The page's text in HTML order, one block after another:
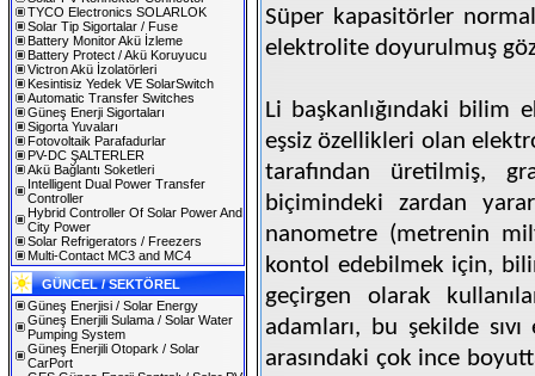
TYCO Electronics SOLARLOK
Solar Tip Sigortalar / Fuse
Battery Monitor Akü İzleme
Battery Protect / Akü Koruyucu
Victron Akü İzolatörleri
Kesintisiz Yedek VE SolarSwitch
Automatic Transfer Switches
Güneş Enerji Sigortaları
Sigorta Yuvaları
Fotovoltaik Parafadurlar
PV-DC ŞALTERLER
Akü Bağlantı Soketleri
Intelligent Dual Power Transfer
Controller
Hybrid Controller Of Solar Power And
City Power
Solar Refrigerators / Freezers
Multi-Contact MC3 and MC4
GÜNCEL / SEKTÖREL
Güneş Enerjisi / Solar Energy
Güneş Enerjili Sulama / Solar Water
Pumping System
Güneş Enerjili Otopark / Solar
CarPort
Süper kapasitörler
elektrolite doyurulmuş
Li başkanlığındaki bilim
eşsiz özellikleri olan
tarafından üretilmiş,
biçimindeki zardan
nanometre (metrenin
kontol edebilmek için,
geçirgen olarak
adamları, bu şekilde
arasındaki çok ince